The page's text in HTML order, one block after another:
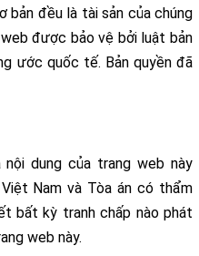
bản đều là tài sản của chúng
được bảo vệ bởi luật bản
ước quốc tế. Bản quyền đã
dung của trang web này
Nam và Tòa án có thẩm
bất kỳ tranh chấp nào phát
web này.